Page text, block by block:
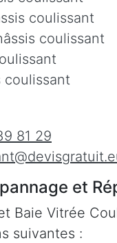
coulissant
coulissant
coulissant
81 29
et
Baie Vitrée
suivantes :